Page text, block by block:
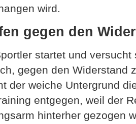
wird.
gegen den
startet und versucht
gegen den Widerstand
der weiche Untergrund
entgegen, weil der
hinterher gezogen